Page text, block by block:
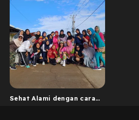
Sehat Alami dengan cara